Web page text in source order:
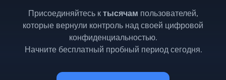
Присоединяйтесь к тысячам пользователей,
которые вернули контроль над своей цифровой
конфиденциальностью.
Начните бесплатный пробный период сегодня.